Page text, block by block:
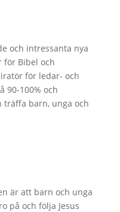
och intressanta nya
för Bibel och
för ledar- och
90-100% och
barn, unga och
är att barn och unga
på och följa Jesus